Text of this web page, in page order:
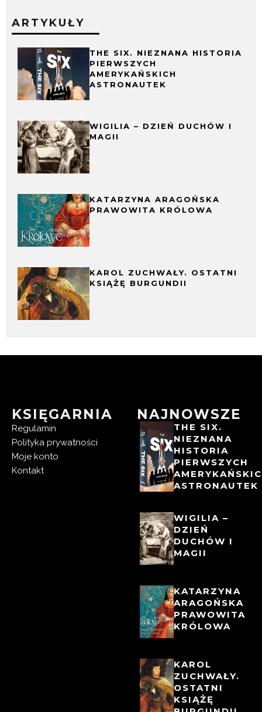
ARTYKUŁY
THE SIX. NIEZNANA HISTORIA
PIERWSZYCH
AMERYKAŃSKICH
ASTRONAUTEK
WIGILIA – DZIEŃ DUCHÓW I
MAGII
KATARZYNA ARAGOŃSKA
PRAWOWITA KRÓLOWA
KAROL ZUCHWAŁY. OSTATNI
KSIĄŻĘ BURGUNDII
KSIĘGARNIA
Regulamin
Polityka prywatności
Moje konto
Kontakt
NAJNOWSZE
THE SIX.
NIEZNANA
HISTORIA
PIERWSZYCH
ASTRONAUTEK
WIGILIA –
DZIEŃ
DUCHÓW I
MAGII
KATARZYNA
ARAGOŃSKA
PRAWOWITA
KRÓLOWA
KAROL
ZUCHWAŁY.
OSTATNI
KSIĄŻĘ